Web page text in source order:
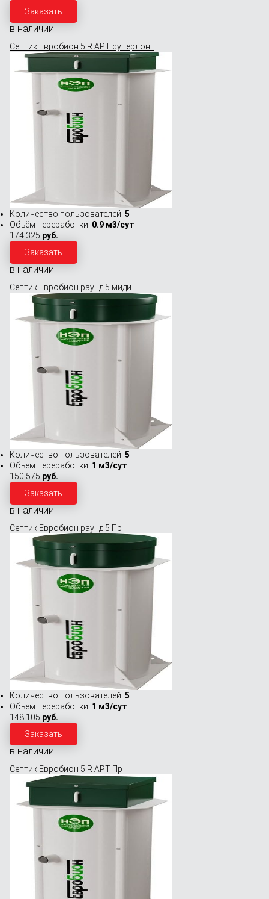
Заказать
в наличии
Септик Евробион 5 R АРТ суперлонг
Количество пользователей: 5
Объём переработки: 0.9 м3/сут
174 325 руб.
Заказать
в наличии
Септик Евробион раунд 5 миди
Количество пользователей: 5
Объём переработки: 1 м3/сут
150 575 руб.
Заказать
в наличии
Септик Евробион раунд 5 Пр
Количество пользователей: 5
Объём переработки: 1 м3/сут
148 105 руб.
Заказать
в наличии
Септик Евробион 5 R АРТ Пр